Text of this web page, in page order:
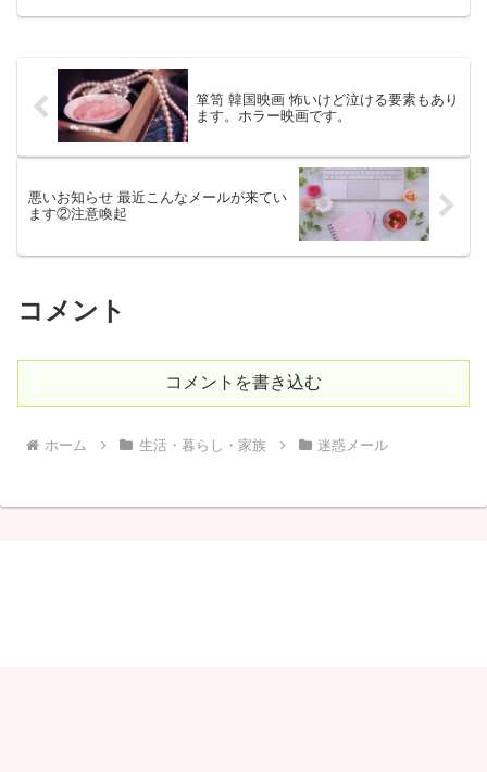
箪笥 韓国映画 怖いけど泣ける要素もあり
ます。ホラー映画です。
悪いお知らせ 最近こんなメールが来てい
ます②注意喚起
コメント
コメントを書き込む
ホーム 生活・暮らし・家族 迷惑メール